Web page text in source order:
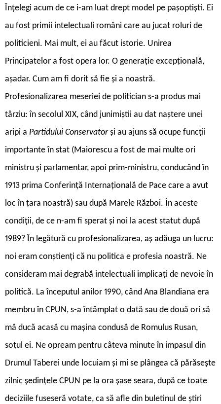
Înțelegi acum de ce i-am luat drept model pe pașoptiști. Ei
au fost primii intelectuali români care au jucat roluri de
politicieni. Mai mult, ei au făcut istorie. Unirea
Principatelor a fost opera lor. O generație excepțională,
așadar. Cum am fi dorit să fie și a noastră.
Profesionalizarea meseriei de politician s-a produs mai
târziu: în secolul XIX, când junimiștii au dat naștere unei
aripi a Partidului Conservatorși au ajuns să ocupe funcții
importante în stat (Maiorescu a fost de mai multe ori
ministru și parlamentar, apoi prim-ministru, conducând în
1913 prima Conferință Internațională de Pace care a avut
loc în țara noastră) sau după Marele Război. În aceste
condiții, de ce n-am fi sperat și noi la acest statut după
1989? În legătură cu profesionalizarea, aș adăuga un lucru:
noi eram conștienți că nu politica e profesia noastră. Ne
consideram mai degrabă intelectuali implicați de nevoie în
politică. La începutul anilor 1990, când Ana Blandiana era
membru în CPUN, s-a întâmplat o dată sau de două ori să
mă ducă acasă cu mașina condusă de Romulus Rusan,
soțul ei. Ne opream pentru câteva minute în impasul din
Drumul Taberei unde locuiam și mi se plângea că părăsește
zilnic ședințele CPUN pe la ora șase seara, după ce toate
deciziile fuseseră votate, ca să afle din buletinul de știri